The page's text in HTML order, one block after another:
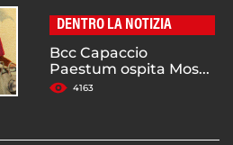
DENTRO LA NOTIZIA
Bcc Capaccio
Paestum ospita Mos...
4163